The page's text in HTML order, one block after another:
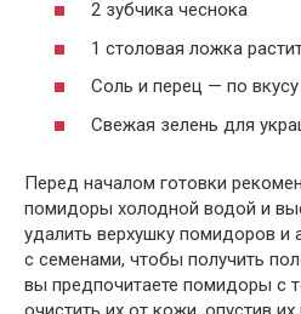
2 зубчика чеснока
1 столовая ложка
Соль и перец — по вкусу
Свежая зелень для
Перед началом готовки
помидоры холодной водой и
удалить верхушку помидоров и
с семенами, чтобы получить
вы предпочитаете помидоры с